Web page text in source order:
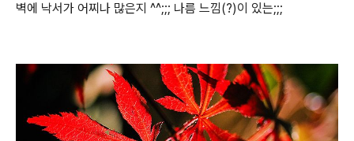
벽에 낙서가 어찌나 많은지 ^^;;; 나름 느낌(?)이 있는;;;